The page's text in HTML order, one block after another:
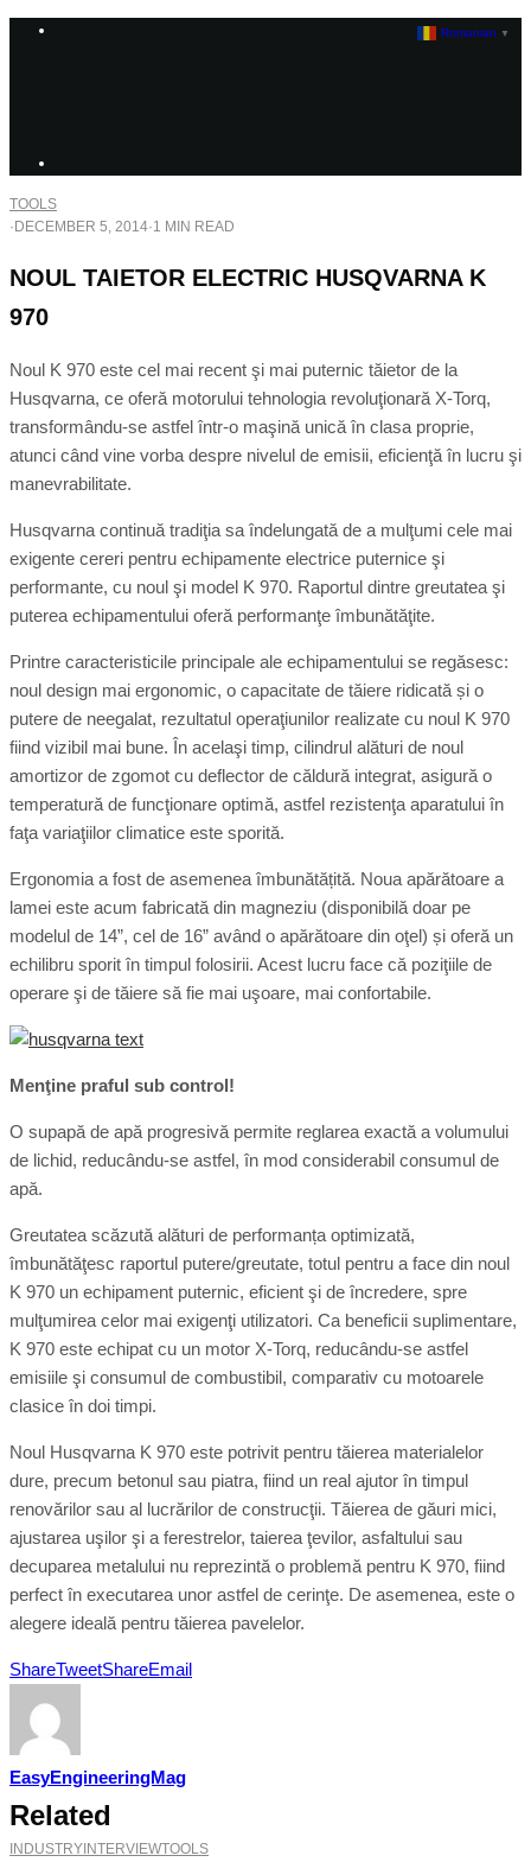
TOOLS
· DECEMBER 5, 2014·1 MIN READ
NOUL TAIETOR ELECTRIC HUSQVARNA K
970
Noul K 970 este cel mai recent şi mai puternic tăietor de la
Husqvarna, ce oferă motorului tehnologia revoluţionară X-Torq,
transformându-se astfel într-o maşină unică în clasa proprie,
atunci când vine vorba despre nivelul de emisii, eficienţă în lucru şi
manevrabilitate.
Husqvarna continuă tradiţia sa îndelungată de a mulţumi cele mai
exigente cereri pentru echipamente electrice puternice şi
performante, cu noul şi model K 970. Raportul dintre greutatea şi
puterea echipamentului oferă performanţe îmbunătăţite.
Printre caracteristicile principale ale echipamentului se regăsesc:
noul design mai ergonomic, o capacitate de tăiere ridicată și o
putere de neegalat, rezultatul operaţiunilor realizate cu noul K 970
fiind vizibil mai bune. În acelaşi timp, cilindrul alături de noul
amortizor de zgomot cu deflector de căldură integrat, asigură o
temperatură de funcţionare optimă, astfel rezistenţa aparatului în
faţa variaţiilor climatice este sporită.
Ergonomia a fost de asemenea îmbunătățită. Noua apărătoare a
lamei este acum fabricată din magneziu (disponibilă doar pe
modelul de 14”, cel de 16” având o apărătoare din oţel) și oferă un
echilibru sporit în timpul folosirii. Acest lucru face că poziţiile de
operare şi de tăiere să fie mai uşoare, mai confortabile.
Menţine praful sub control!
O supapă de apă progresivă permite reglarea exactă a volumului
de lichid, reducându-se astfel, în mod considerabil consumul de
apă.
Greutatea scăzută alături de performanța optimizată,
îmbunătăţesc raportul putere/greutate, totul pentru a face din noul
K 970 un echipament puternic, eficient şi de încredere, spre
mulţumirea celor mai exigenţi utilizatori. Ca beneficii suplimentare,
K 970 este echipat cu un motor X-Torq, reducându-se astfel
emisiile şi consumul de combustibil, comparativ cu motoarele
clasice în doi timpi.
Noul Husqvarna K 970 este potrivit pentru tăierea materialelor
dure, precum betonul sau piatra, fiind un real ajutor în timpul
renovărilor sau al lucrărilor de construcţii. Tăierea de găuri mici,
ajustarea uşilor şi a ferestrelor, taierea ţevilor, asfaltului sau
decuparea metalului nu reprezintă o problemă pentru K 970, fiind
perfect în executarea unor astfel de cerinţe. De asemenea, este o
alegere ideală pentru tăierea pavelelor.
ShareTweetShareEmail
EasyEngineeringMag
Related
INDUSTRY INTERVIEWTOOLS
Romanian ▼